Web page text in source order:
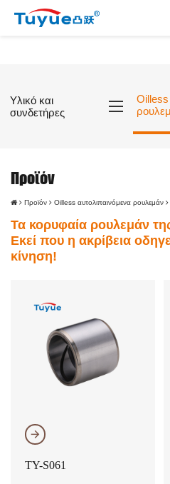
Υλικό και
συνδετήρες
Oilless
Προϊόν
Προϊόν Oilless αυτολιπαινόμενα ρουλεμάν
Τα κορυφαία ρουλεμάν
Εκεί που η ακρίβεια
κίνηση!
𐃔
TY-S061